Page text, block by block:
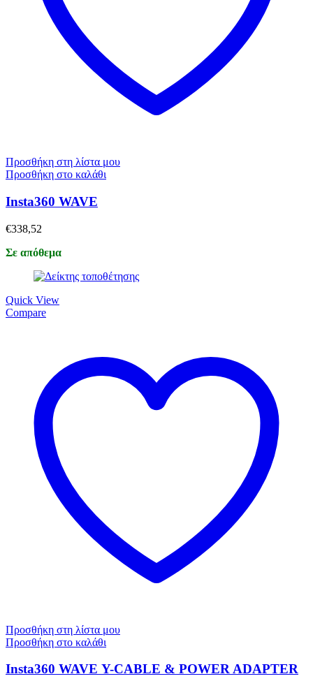
Προσθήκη στη λίστα μου
Προσθήκη στο καλάθι
Insta360 WAVE
€338,52
Σε απόθεμα
Quick View
Compare
Προσθήκη στη λίστα μου
Προσθήκη στο καλάθι
Insta360 WAVE Υ-CABLE & POWER ADAPTER